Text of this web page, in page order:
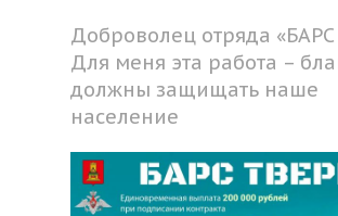
Доброволец отряда
Для меня эта работа –
должны защищать наше
население